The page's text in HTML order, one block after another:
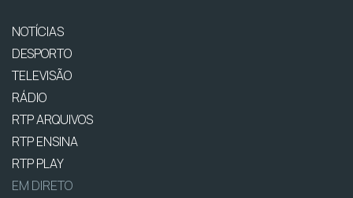
NOTÍCIAS
DESPORTO
TELEVISÃO
RÁDIO
RTP ARQUIVOS
RTP ENSINA
RTP PLAY
EM DIRETO